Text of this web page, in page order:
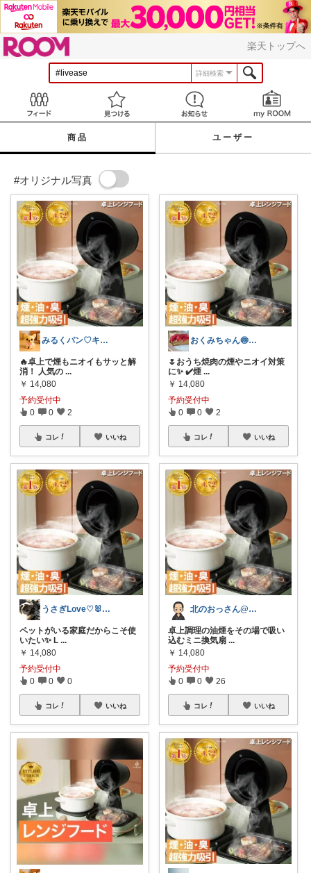
楽天トップへ
詳細検索
見つける お知らせ
商品 ユーザー
#オリジナル写真
みるくパン♡キッチンルーム
🔥卓上で煙もニオイもサッと解
消！ 人気の ...
￥ 14,080
予約受付中
0 0 2
コレ いいね
うさぎLove♡🐰みーちゃん🐰
ペットがいる家庭だからこそ使
いたい✨ L ...
￥ 14,080
予約受付中
0 0 0
コレ いいね
おくみちゃん🍥朝コレ界隈
🌷おうち焼肉の煙やニオイ対策
に✨ ✔️煙 ...
￥ 14,080
予約受付中
0 0 2
コレ いいね
北のおっさん@ガジェット好き
卓上調理の油煙をその場で吸い
込むミニ換気扇 ...
￥ 14,080
予約受付中
0 0 26
コレ いいね